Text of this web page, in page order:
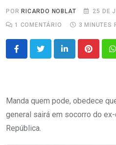
POR RICARDO NOBLAT
25 DE
1
COMENTÁRIO 3 MINUTES
LinkedInPinterest
Manda quem pode, obedece
general sairá em socorro do
República.